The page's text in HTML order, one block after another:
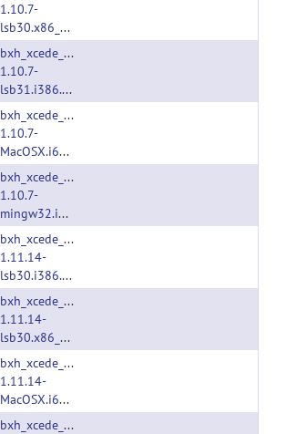
1.10.7-
lsb30.x86_64.tgz
bxh_xcede_tools-
1.10.7-
lsb31.i386.tgz
bxh_xcede_tools-
1.10.7-
MacOSX.i686.tgz
bxh_xcede_tools-
1.10.7-
mingw32.i386.tgz
bxh_xcede_tools-
1.11.14-
lsb30.i386.tgz
bxh_xcede_tools-
1.11.14-
lsb30.x86_64.tgz
bxh_xcede_tools-
1.11.14-
MacOSX.i686.tgz
bxh_xcede_tools-